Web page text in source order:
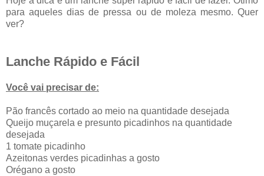
para aqueles dias de pressa ou de moleza mesmo. Quer
ver?
Lanche Rápido e Fácil
Você vai precisar de:
Pão francês cortado ao meio na quantidade desejada
Queijo muçarela e presunto picadinhos na quantidade
desejada
1 tomate picadinho
Azeitonas verdes picadinhas a gosto
Orégano a gosto